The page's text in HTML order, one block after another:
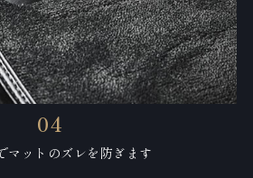
04
マットのズレを防ぎます